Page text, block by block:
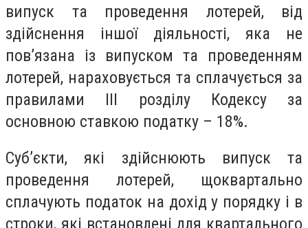
випуск та проведення лотерей, від
здійснення іншої діяльності, яка не
пов’язана із випуском та проведенням
лотерей, нараховується та сплачується за
правилами ІІІ розділу Кодексу за
основною ставкою податку – 18%.
Суб’єкти, які здійснюють випуск та
проведення лотерей, щоквартально
сплачують податок на дохід у порядку і в
строки, які встановлені для квартального